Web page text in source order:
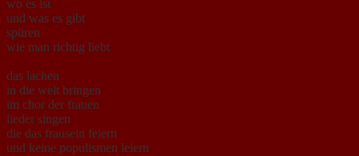
wo es ist
und was es gibt
spüren
wie man richtig liebt
das lachen
in die welt bringen
im chor der frauen
lieder singen
die das frausein feiern
und keine populismen leiern